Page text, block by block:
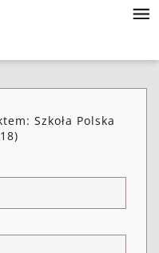
Szkoła Polska